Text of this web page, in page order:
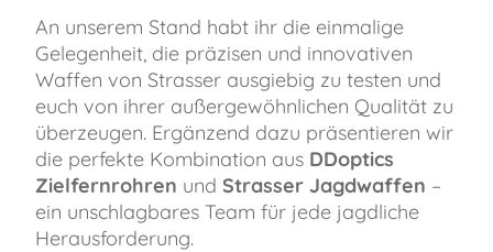
An unserem Stand habt ihr die einmalige
Gelegenheit, die präzisen und innovativen
Waffen von Strasser ausgiebig zu testen und
euch von ihrer außergewöhnlichen Qualität zu
überzeugen. Ergänzend dazu präsentieren wir
die perfekte Kombination aus DDoptics
Zielfernrohren und Strasser Jagdwaffen –
ein unschlagbares Team für jede jagdliche
Herausforderung.